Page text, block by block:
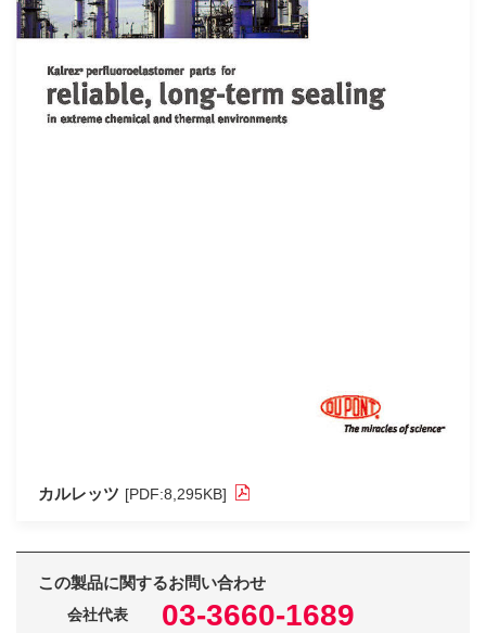
カルレッツ [PDF:8,295KB]
この製品に関するお問い合わせ
会社代表 03-3660-1689